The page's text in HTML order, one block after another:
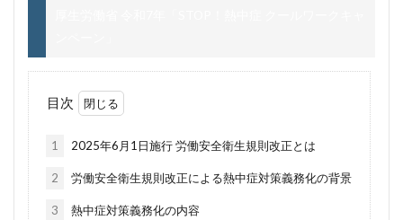
目次
1 2025年6月1日施行 労働安全衛生規則改正とは
2 労働安全衛生規則改正による熱中症対策義務化の背景
3 熱中症対策義務化の内容